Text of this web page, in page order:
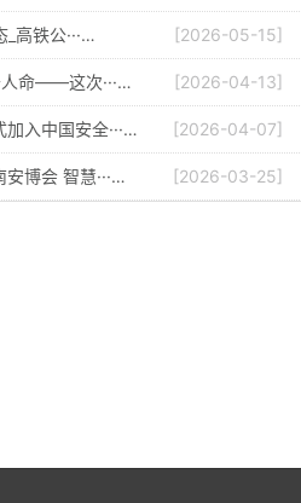
高铁公···… [2026-05-15]
命——这次···… [2026-04-13]
入中国安全···… [2026-04-07]
博会 智慧···… [2026-03-25]